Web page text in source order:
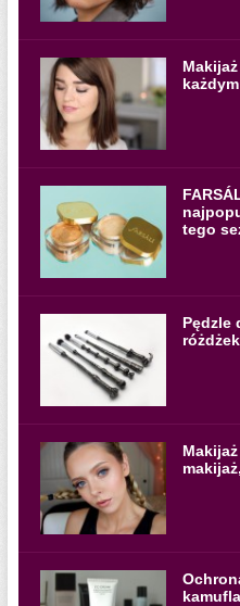
tego
Pędzle